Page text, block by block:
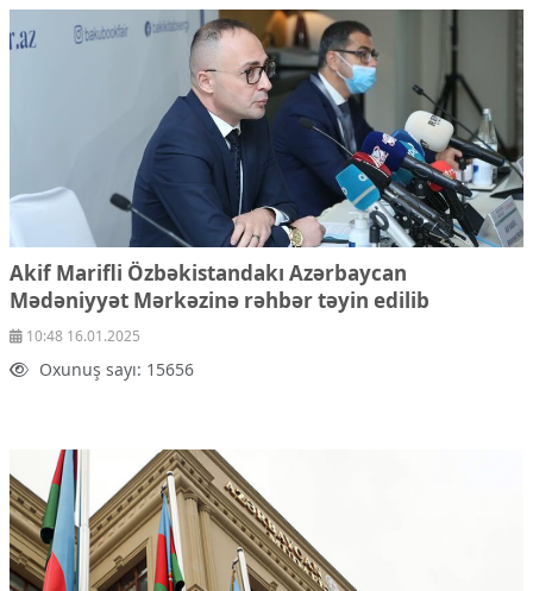
Akif Marifli Özbəkistandakı Azərbaycan
Mədəniyyət Mərkəzinə rəhbər təyin edilib
10:48 16.01.2025
Oxunuş sayı: 15656